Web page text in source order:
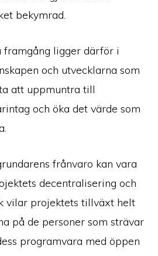
bekymrad.
ligger därför i
och utvecklarna som
att uppmuntra till
och öka det värde som
frånvaro kan vara
decentralisering och
vilar projektets tillväxt helt
på de personer som strävar
programvara med öppen